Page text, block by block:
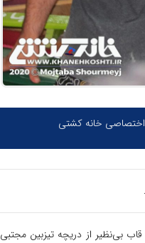
اختصاصی خانه کشتی
بی‌نظیر از دریچه تیزبین مجتبی